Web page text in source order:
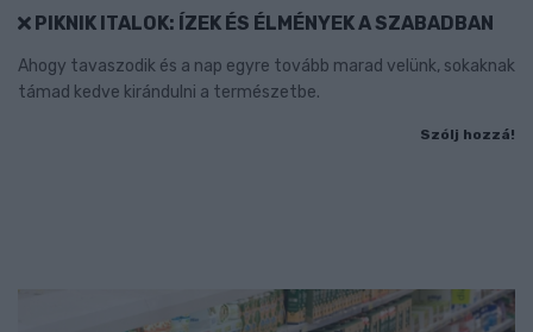
PIKNIK ITALOK: ÍZEK ÉS ÉLMÉNYEK A SZABADBAN
Ahogy tavaszodik és a nap egyre tovább marad velünk, sokaknak
támad kedve kirándulni a természetbe.
Szólj hozzá!